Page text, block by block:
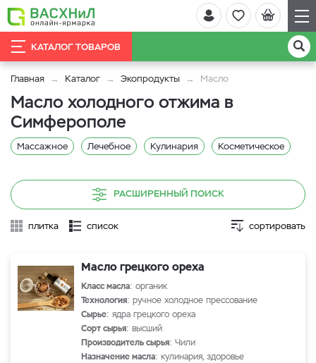
КАТАЛОГ ТОВАРОВ
Главная Каталог Экопродукты Масло
Масло холодного отжима в
Симферополе
Массажное Лечебное Кулинария Косметическое
РАСШИРЕННЫЙ ПОИСК
плитка список сортировать
Масло грецкого ореха
Класс масла: органик
Технология: ручное холодное прессование
Сырье: ядра грецкого ореха
Сорт сырья: высший
Производитель сырья: Чили
Назначение масла: кулинария, здоровье